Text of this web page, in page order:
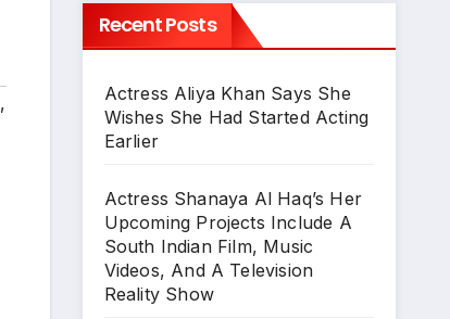
,
Recent Posts
Actress Aliya Khan Says She
Wishes She Had Started Acting
Earlier
Actress Shanaya Al Haq’s Her
Upcoming Projects Include A
South Indian Film, Music
Videos, And A Television
Reality Show